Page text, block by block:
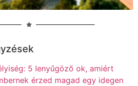
5 lenyűgöző ok, amiért
érzed magad egy idegen